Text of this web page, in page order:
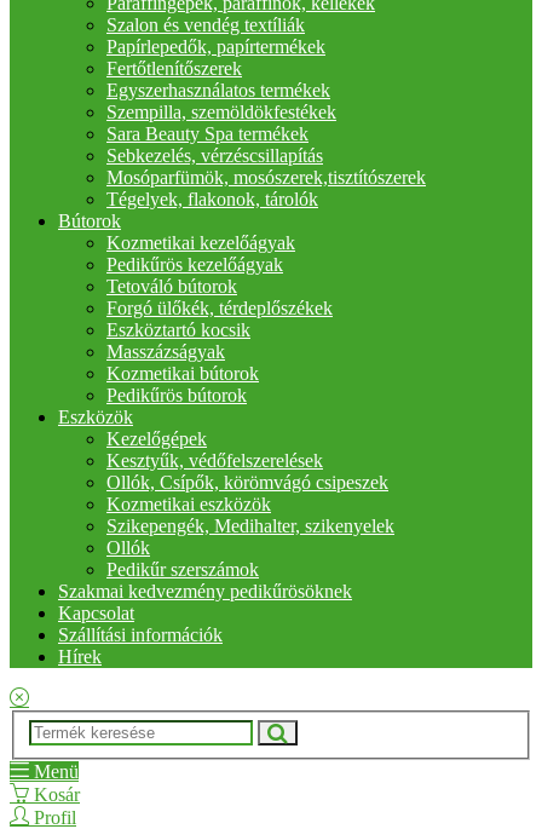
Szalon és vendég textíliák
Papírlepedők, papírtermékek
Fertőtlenítőszerek
Egyszerhasználatos termékek
Szempilla, szemöldökfestékek
Sara Beauty Spa termékek
Sebkezelés, vérzéscsillapítás
Mosóparfümök, mosószerek,tisztítószerek
Tégelyek, flakonok, tárolók
Bútorok
Kozmetikai kezelőágyak
Pedikűrös kezelőágyak
Tetováló bútorok
Forgó ülőkék, térdeplőszékek
Eszköztartó kocsik
Masszázságyak
Kozmetikai bútorok
Pedikűrös bútorok
Eszközök
Kezelőgépek
Kesztyűk, védőfelszerelések
Ollók, Csípők, körömvágó csipeszek
Kozmetikai eszközök
Szikepengék, Medihalter, szikenyelek
Ollók
Pedikűr szerszámok
Szakmai kedvezmény pedikűrösöknek
Kapcsolat
Szállítási információk
Hírek
Menü
Kosár
Profil